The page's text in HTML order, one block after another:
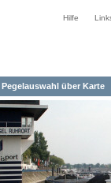
Hilfe
Pegelauswahl über Karte